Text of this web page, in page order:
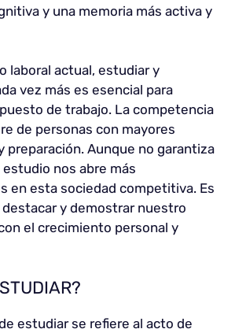
y una memoria más activa y
laboral actual, estudiar y
vez más es esencial para
de trabajo. La competencia
de personas con mayores
preparación. Aunque no garantiza
nos abre más
en esta sociedad competitiva. Es
y demostrar nuestro
el crecimiento personal y
estudiar se refiere al acto de